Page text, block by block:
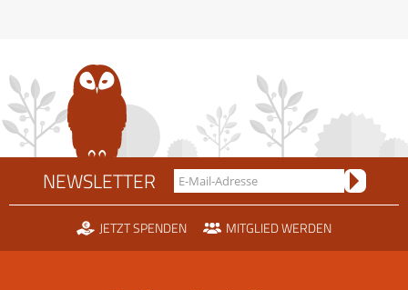
NEWSLETTER
JETZT SPENDEN MITGLIED WERDEN